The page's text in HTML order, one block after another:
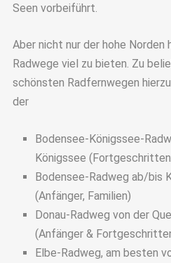
Seen vorbeiführt.
Aber nicht nur der hohe Norden
Radwege viel zu bieten. Zu
schönsten Radfernwegen
der
Bodensee-Königssee-
Königssee
Bodensee-Radweg ab/bis
(Anfänger, Familien)
Donau-Radweg von der
(Anfänger &
Elbe-Radweg, am besten